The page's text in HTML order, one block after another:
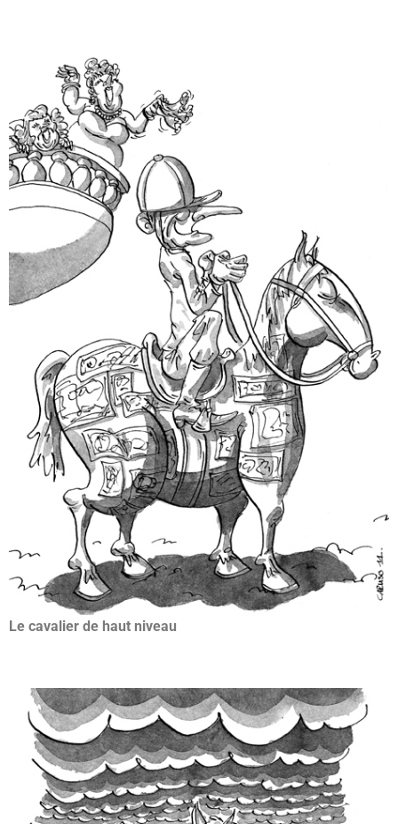
Le cavalier de haut niveau